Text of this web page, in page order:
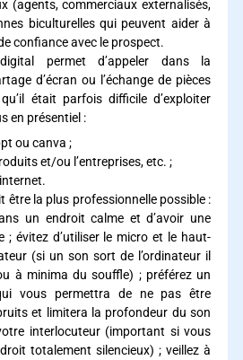
(agents, commerciaux externalisés,
biculturelles qui peuvent aider à
confiance avec le prospect.
permet d’appeler dans la
d’écran ou l’échange de pièces
était parfois difficile d’exploiter
en présentiel :
ou canva ;
et/ou l’entreprises, etc. ;
être la plus professionnelle possible :
un endroit calme et d’avoir une
; évitez d’utiliser le micro et le haut-
(si un son sort de l’ordinateur il
à minima du souffle) ; préférez un
vous permettra de ne pas être
et limitera la profondeur du son
interlocuteur (important si vous
totalement silencieux) ; veillez à